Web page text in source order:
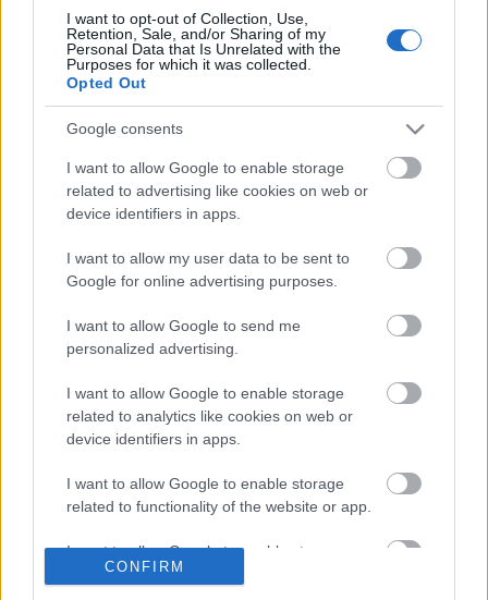
I want to opt-out of Collection, Use,
Retention, Sale, and/or Sharing of my
Personal Data that Is Unrelated with the
Purposes for which it was collected.
Opted Out
Google consents
I want to allow Google to enable storage
related to advertising like cookies on web or
device identifiers in apps.
I want to allow my user data to be sent to
Google for online advertising purposes.
I want to allow Google to send me
personalized advertising.
I want to allow Google to enable storage
related to analytics like cookies on web or
device identifiers in apps.
I want to allow Google to enable storage
related to functionality of the website or app.
I want to allow Google to enable storage
related to personalization.
CONFIRM
A cselekményesebb megközelítés ellenére azonban a
film ugyanúgy a hangulatokra épül, mint a
képeskönyv. Eddigi munkássága során Jonze itt
kamatoztatja leginkább kliprendezői múltját: a Yeah
Yeah Yeahs együttes énekesnőjének, Karen O-nak a
zenéje tökéletesen passzol az egyszerre lágy és nyers
képekhez. Bár Sendak eredetije sem volt éppen egy
cukorhabos mese, Jonze adaptációját olyan
keserédes melankólia járja át, hogy inkább való a
gyerekkor elvesztését fájlaló felnőtteknek, mint a
gyerekközönségnek.
Címkék:mese fantasy filmkritika adaptáció spike jonze
tévéajánló